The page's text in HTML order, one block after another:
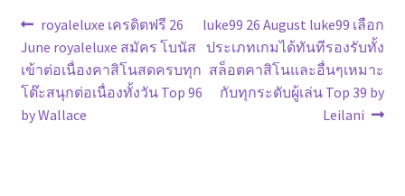
แนะแนว
เรื่อง
Previous
post:
royaleluxe เครดิตฟรี 26
June royaleluxe สมัคร โบนัส
เข้าต่อเนื่องคาสิโนสดครบทุก
โต๊ะสนุกต่อเนื่องทั้งวัน Top 96
by Wallace
Next
post:
luke99 26 August luke99 เลือก
ประเภทเกมได้ทันทีรองรับทั้ง
สล็อตคาสิโนและอื่นๆเหมาะ
กับทุกระดับผู้เล่น Top 39 by
Leilani